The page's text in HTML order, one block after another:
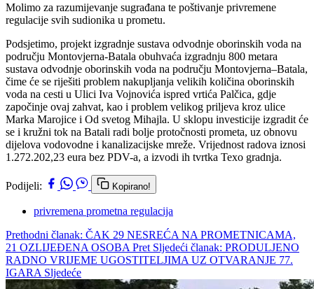
Molimo za razumijevanje sugrađana te poštivanje privremene
regulacije svih sudionika u prometu.
Podsjetimo, projekt izgradnje sustava odvodnje oborinskih voda na
području Montovjerna-Batala obuhvaća izgradnju 800 metara
sustava odvodnje oborinskih voda na području Montovjerna–Batala,
čime će se riješiti problem nakupljanja velikih količina oborinskih
voda na cesti u Ulici Iva Vojnovića ispred vrtića Palčica, gdje
započinje ovaj zahvat, kao i problem velikog priljeva kroz ulice
Marka Marojice i Od svetog Mihajla. U sklopu investicije izgradit će
se i kružni tok na Batali radi bolje protočnosti prometa, uz obnovu
dijelova vodovodne i kanalizacijske mreže. Vrijednost radova iznosi
1.272.202,23 eura bez PDV-a, a izvodi ih tvrtka Texo gradnja.
Podijeli: Kopirano!
privremena prometna regulacija
Prethodni članak: ČAK 29 NESREĆA NA PROMETNICAMA,
21 OZLIJEĐENA OSOBA Pret Sljedeći članak: PRODULJENO
RADNO VRIJEME UGOSTITELJIMA UZ OTVARANJE 77.
IGARA Sljedeće